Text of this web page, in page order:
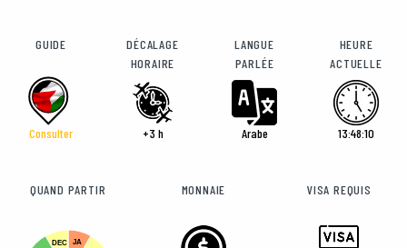
GUIDE
Consulter
DÉCALAGE
HORAIRE
+3 h
LANGUE
PARLÉE
Arabe
HEURE
ACTUELLE
13:48:12
QUAND PARTIR
JA
DEC
MONNAIE VISA REQUIS